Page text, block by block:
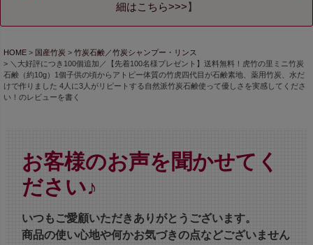
細はこちら>>> 】
HOME 国産竹炭
竹炭石鹸／竹炭シャンプー・リンス
＼大好評につき100個追加／【先着100名様プレゼント】送料無料！虎竹の里ミニ竹炭
石鹸（約10g）1個子供の頃からアトピー体質の竹虎四代目が石鹸素地、薬用竹炭、水だ
けで作りました 4人に3人がリピートする自然派竹炭石鹸使って優しさを実感してくださ
い！のレビューを書く
お客様のお声を聞かせてく
ださい♪
いつもご愛顧いただきありがとうございます。
商品の使い心地や何かお気づきの点などございません